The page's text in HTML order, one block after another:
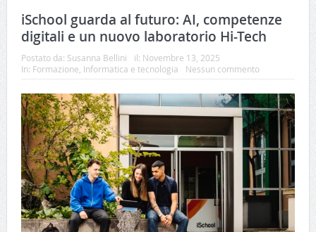
iSchool guarda al futuro: AI, competenze
digitali e un nuovo laboratorio Hi-Tech
Postato da: Susanna Bellini il: Novembre 13, 2025
In: Formazione, Informatica e tecnologia Nessun commento